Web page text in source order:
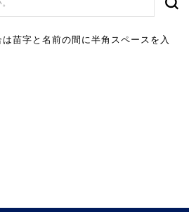
苗字と名前の間に半角スペースを入